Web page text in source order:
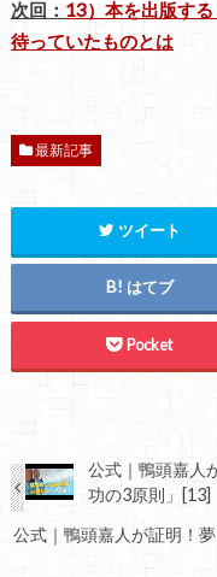
次回： 13）本を出版す
待っていたものとは
最新記事
ツイート
はてブ
Pocket
公式｜鴨頭嘉人
功の3原則」[13]
公式｜鴨頭嘉人が証明！